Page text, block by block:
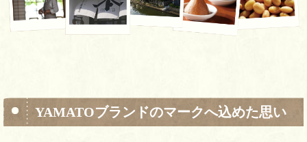
YAMATOブランドのマークへ込めた思い